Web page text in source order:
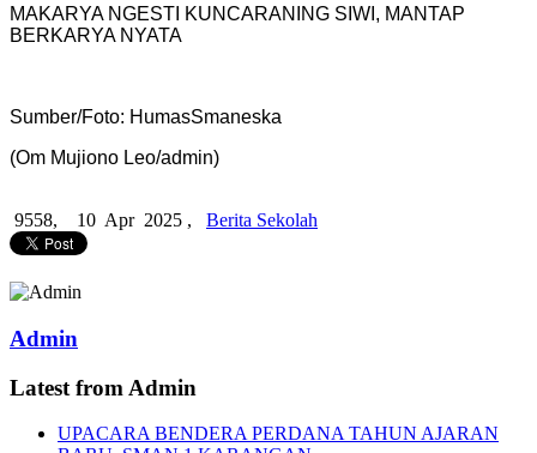
MAKARYA NGESTI KUNCARANING SIWI, MANTAP
BERKARYA NYATA
Sumber/Foto: HumasSmaneska
(Om Mujiono Leo/admin)
9558, 10 Apr 2025 , Berita Sekolah
Admin
Latest from Admin
UPACARA BENDERA PERDANA TAHUN AJARAN